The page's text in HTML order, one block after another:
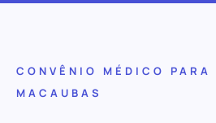
CONVÊNIO MÉDICO PARA
MACAUBAS